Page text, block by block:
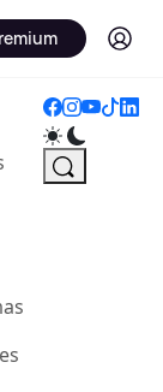
Log in